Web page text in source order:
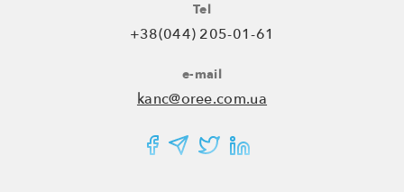
Tel
+38(044) 205-01-61
e-mail
kanc@oree.com.ua